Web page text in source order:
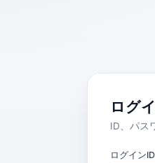
ログ
ID、パス
ログインID